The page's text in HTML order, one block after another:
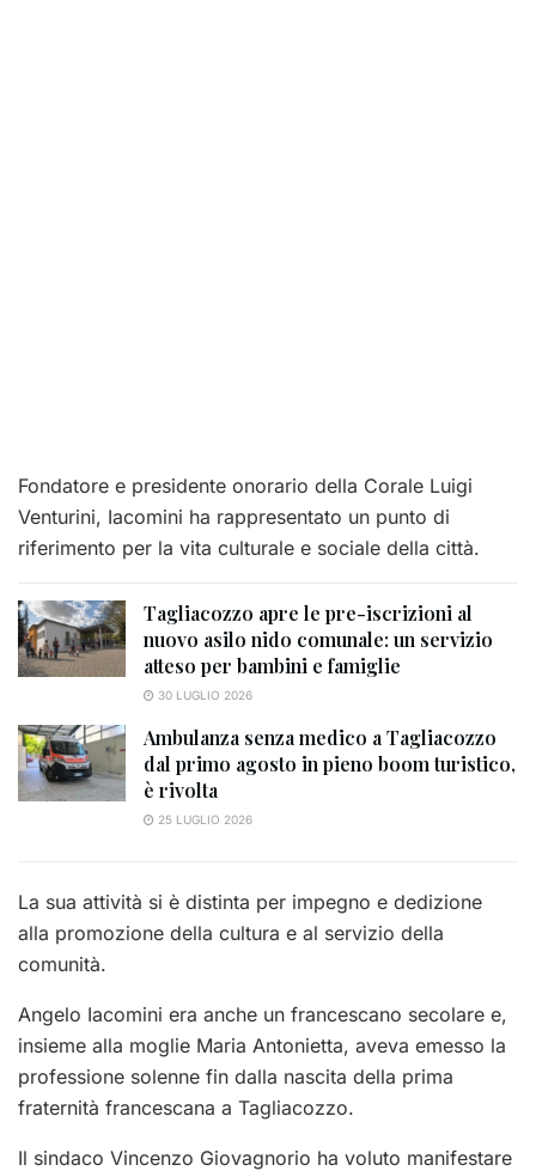
Fondatore e presidente onorario della Corale Luigi
Venturini, Iacomini ha rappresentato un punto di
riferimento per la vita culturale e sociale della città.
Tagliacozzo apre le pre-iscrizioni al
nuovo asilo nido comunale: un servizio
atteso per bambini e famiglie
30 LUGLIO 2026
Ambulanza senza medico a Tagliacozzo
dal primo agosto in pieno boom turistico,
è rivolta
25 LUGLIO 2026
La sua attività si è distinta per impegno e dedizione
alla promozione della cultura e al servizio della
comunità.
Angelo Iacomini era anche un francescano secolare e,
insieme alla moglie Maria Antonietta, aveva emesso la
professione solenne fin dalla nascita della prima
fraternità francescana a Tagliacozzo.
Il sindaco Vincenzo Giovagnorio ha voluto manifestare